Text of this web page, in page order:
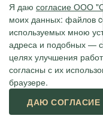
Я даю согласие ООО
моих данных: файлов
используемых мною
адреса и подобных —
целях улучшения
согласны с их
браузере.
ДАЮ СОГЛАСИЕ
Агентство "ОНИКС",
г. Сочи,